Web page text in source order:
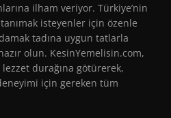
ilham veriyor. Türkiye’nin
isteyenler için özenle
tadına uygun tatlarla
olun. KesinYemelisin.com,
durağına götürerek,
için gereken tüm